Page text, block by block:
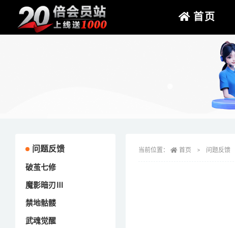
首页
问题反馈
破茧七修
魔影暗刃Ⅲ
禁地骷髅
武魂觉醒
当前位置： 首页 问题反馈